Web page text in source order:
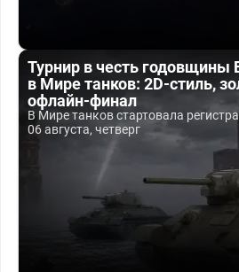
Турнир в честь годовщины
в Мире танков: 2D-стиль,
офлайн-финал
В Мире танков стартовала
06 августа, четверг